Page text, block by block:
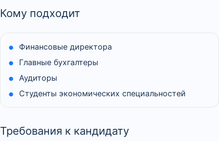
Кому подходит
Финансовые директора
Главные бухгалтеры
Аудиторы
Студенты экономических специальностей
Требования к кандидату